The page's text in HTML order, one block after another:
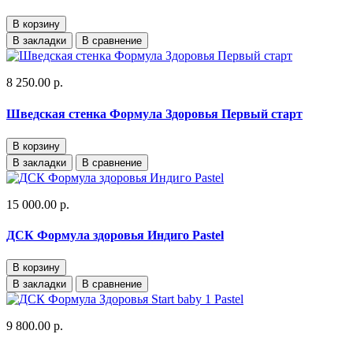
В корзину
В закладки
В сравнение
8 250.00 р.
Шведская стенка Формула Здоровья Первый старт
В корзину
В закладки
В сравнение
15 000.00 р.
ДСК Формула здоровья Индиго Pastel
В корзину
В закладки
В сравнение
9 800.00 р.